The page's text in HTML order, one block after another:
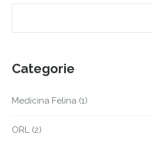
Categorie
Medicina Felina (1)
ORL (2)